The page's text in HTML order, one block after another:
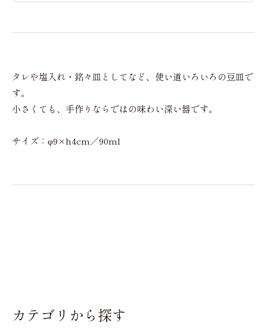
タレや塩入れ・銘々皿としてなど、使い道いろいろの豆皿で
す。
小さくても、手作りならではの味わい深い器です。
サイズ：φ9×h4cm／90ml
カテゴリから探す